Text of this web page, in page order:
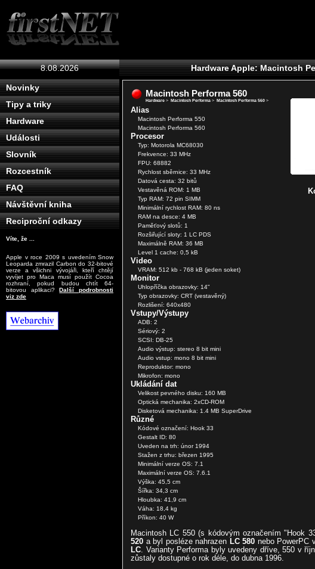
8.08.2026
Novinky
Tipy a triky
Hardware
Události
Slovník
Rozcestník
FAQ
Návštěvní kniha
Reciproční odkazy
Víte, že ...
Apple v roce 2009 s uvedením Snow
Leoparda zmrazil Carbon do 32-bitové
verze a všichni vývojáři, kteří chtějí
vyvíjet pro Maca musí použít Cocoa
rozhraní, pokud budou chtít 64-
bitovou aplikaci?Další podrobnosti
viz zde
Hardware Apple: Macintosh
Macintosh Performa 560
Hardware> Macintosh Performa> Macintosh Performa 560>
Alias
Macintosh Performa 550
Macintosh Performa 560
Procesor
Typ: Motorola MC68030
Frekvence: 33 MHz
FPU: 68882
Rychlost sběrnice: 33 MHz
Datová cesta: 32 bitů
Vestavěná ROM: 1 MB
Typ RAM: 72 pin SIMM
Minimální rychlost RAM: 80 ns
RAM na desce: 4 MB
Paměťový slotů: 1
Rozšiřující sloty: 1 LC PDS
Maximálně RAM: 36 MB
Level 1 cache: 0,5 kB
Video
VRAM: 512 kb - 768 kB (jeden soket)
Monitor
Uhlopříčka obrazovky: 14"
Typ obrazovky: CRT (vestavěný)
Rozlišení: 640x480
Vstupy/Výstupy
ADB: 2
Sériový: 2
SCSI: DB-25
Audio výstup: stereo 8 bit mini
Audio vstup: mono 8 bit mini
Reproduktor: mono
Mikrofon: mono
Ukládání dat
Velikost pevného disku: 160 MB
Optická mechanika: 2xCD-ROM
Disketová mechanika: 1.4 MB SuperDrive
Různé
Kódové označení: Hook 33
Gestalt ID: 80
Uveden na trh: únor 1994
Stažen z trhu: březen 1995
Minimální verze OS: 7.1
Maximální verze OS: 7.6.1
Výška: 45,5 cm
Šířka: 34,3 cm
Hloubka: 41,9 cm
Váha: 18,4 kg
Příkon: 40 W
Macintosh LC 550 (s kódovým označením "Hook
520a byl posléze nahrazen LC 580 nebo PowerPC
LC. Varianty Performa byly uvedeny dříve, 550 v
zůstaly dostupné o rok déle, do dubna 1996.